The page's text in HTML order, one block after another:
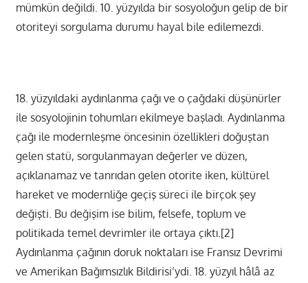
mümkün değildi. 10. yüzyılda bir sosyoloğun gelip de bir
otoriteyi sorgulama durumu hayal bile edilemezdi.
18. yüzyıldaki aydınlanma çağı ve o çağdaki düşünürler
ile sosyolojinin tohumları ekilmeye başladı. Aydınlanma
çağı ile modernleşme öncesinin özellikleri doğuştan
gelen statü, sorgulanmayan değerler ve düzen,
açıklanamaz ve tanrıdan gelen otorite iken, kültürel
hareket ve modernliğe geçiş süreci ile birçok şey
değişti. Bu değişim ise bilim, felsefe, toplum ve
politikada temel devrimler ile ortaya çıktı.[2]
Aydınlanma çağının doruk noktaları ise Fransız Devrimi
ve Amerikan Bağımsızlık Bildirisi’ydi. 18. yüzyıl hâlâ az